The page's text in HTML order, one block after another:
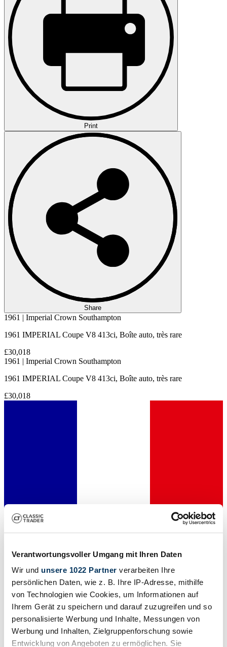
Verantwortungsvoller Umgang mit Ihren Daten
Wir und unsere 1022 Partner verarbeiten Ihre
persönlichen Daten, wie z. B. Ihre IP-Adresse, mithilfe
von Technologien wie Cookies, um Informationen auf
Ihrem Gerät zu speichern und darauf zuzugreifen und so
personalisierte Werbung und Inhalte, Messungen von
Werbung und Inhalten, Zielgruppenforschung sowie
Entwicklung von Angeboten zu ermöglichen. Sie
Print
Share
1961 | Imperial Crown Southampton
1961 IMPERIAL Coupe V8 413ci, Boîte auto, très rare
£30,018
1961 | Imperial Crown Southampton
1961 IMPERIAL Coupe V8 413ci, Boîte auto, très rare
£30,018
Dealer